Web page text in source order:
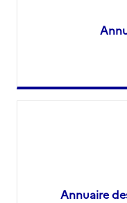
Annuaire